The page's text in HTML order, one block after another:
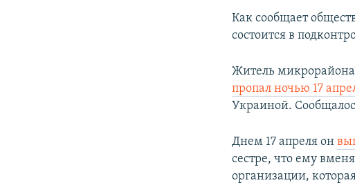
Как сообщает
состоится в
Житель
пропал ночью 17
Украиной.
Днем 17 апреля он
сестре, что ему
организации,